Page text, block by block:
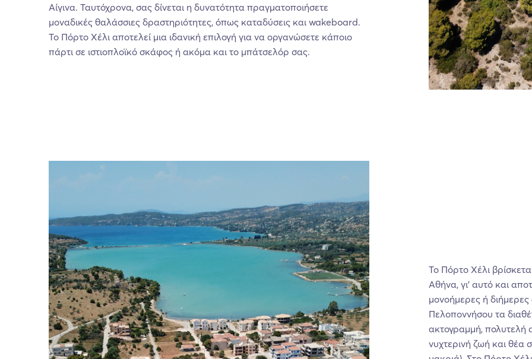
Αίγινα. Ταυτόχρονα, σας δίνεται η δυνατότητα πραγματοποιήσετε
μοναδικές θαλάσσιες δραστηριότητες, όπως καταδύσεις και wakeboard.
Το Πόρτο Χέλι αποτελεί μια ιδανική επιλογή για να οργανώσετε κάποιο
πάρτι σε ιστιοπλοϊκό σκάφος ή ακόμα και το μπάτσελόρ σας.
Το Πόρτο Χέλι
Αθήνα, γι’ αυτό και
μονοήμερες ή
Πελοποννήσου τα
ακτογραμμή, πολυτελή
νυχτερινή ζωή και θέα